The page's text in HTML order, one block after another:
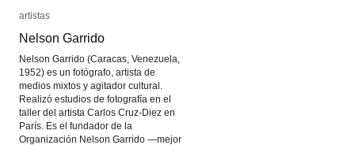
artistas
Nelson Garrido
Nelson Garrido (Caracas, Venezuela,
1952) es un fotógrafo, artista de
medios mixtos y agitador cultural.
Realizó estudios de fotografía en el
taller del artista Carlos Cruz-Diez en
París. Es el fundador de la
Organización Nelson Garrido —mejor
artistas
Nelson Garrido